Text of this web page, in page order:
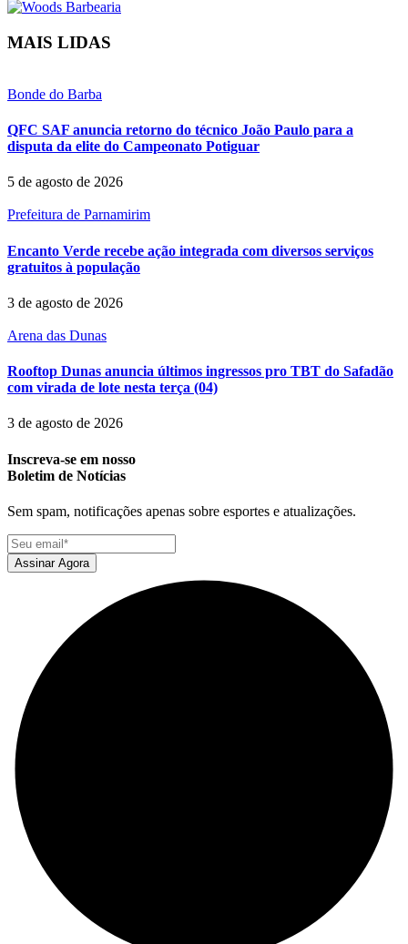
MAIS LIDAS
Bonde do Barba
QFC SAF anuncia retorno do técnico João Paulo para a
disputa da elite do Campeonato Potiguar
5 de agosto de 2026
Prefeitura de Parnamirim
Encanto Verde recebe ação integrada com diversos serviços
gratuitos à população
3 de agosto de 2026
Arena das Dunas
Rooftop Dunas anuncia últimos ingressos pro TBT do Safadão
com virada de lote nesta terça (04)
3 de agosto de 2026
Inscreva-se em nosso
Boletim de Notícias
Sem spam, notificações apenas sobre esportes e atualizações.
Assinar Agora